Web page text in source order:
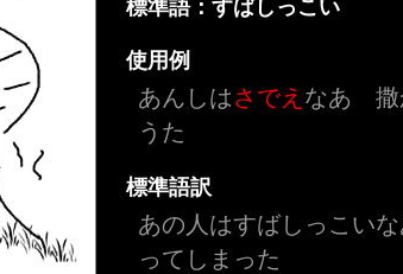
標準語：すばしっこい
使用例
あんしはさでえ なあ 撒
うた
標準語訳
あの人はすばしっこい
ってしまった